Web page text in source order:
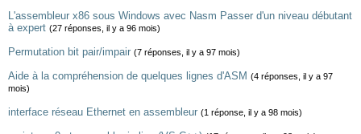
L'assembleur x86 sous Windows avec Nasm Passer d'un niveau débutant
à expert (27 réponses, il y a 96 mois)
Permutation bit pair/impair (7 réponses, il y a 97 mois)
Aide à la compréhension de quelques lignes d'ASM (4 réponses, il y a 97
mois)
interface réseau Ethernet en assembleur (1 réponse, il y a 98 mois)